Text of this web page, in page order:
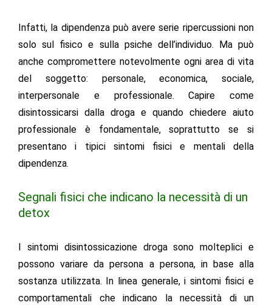
Infatti, la dipendenza può avere serie ripercussioni non
solo sul fisico e sulla psiche dell’individuo. Ma può
anche compromettere notevolmente ogni area di vita
del soggetto: personale, economica, sociale,
interpersonale e professionale. Capire come
disintossicarsi dalla droga e quando chiedere aiuto
professionale è fondamentale, soprattutto se si
presentano i tipici sintomi fisici e mentali della
dipendenza.
Segnali fisici che indicano la necessità di un
detox
I sintomi disintossicazione droga sono molteplici e
possono variare da persona a persona, in base alla
sostanza utilizzata. In linea generale, i sintomi fisici e
comportamentali che indicano la necessità di un